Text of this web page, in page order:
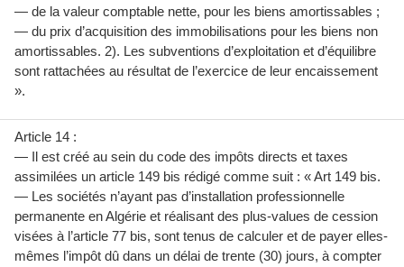
— de la valeur comptable nette, pour les biens amortissables ;
— du prix d’acquisition des immobilisations pour les biens non
amortissables. 2). Les subventions d’exploitation et d’équilibre
sont rattachées au résultat de l’exercice de leur encaissement
».
Article 14 :
— Il est créé au sein du code des impôts directs et taxes
assimilées un article 149 bis rédigé comme suit : « Art 149 bis.
— Les sociétés n’ayant pas d’installation professionnelle
permanente en Algérie et réalisant des plus-values de cession
visées à l’article 77 bis, sont tenus de calculer et de payer elles-
mêmes l’impôt dû dans un délai de trente (30) jours, à compter